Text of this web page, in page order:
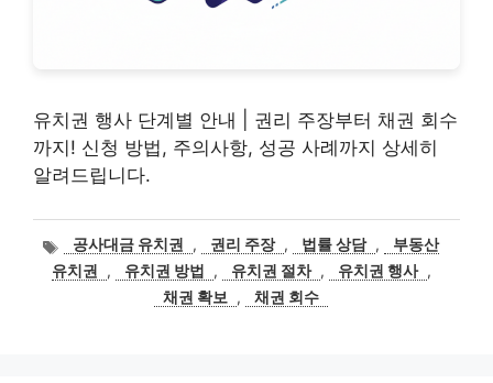
유치권 행사 단계별 안내 | 권리 주장부터 채권 회수
까지! 신청 방법, 주의사항, 성공 사례까지 상세히
알려드립니다.
태
그
공사대금 유치권 , 권리 주장 , 법률 상담 ,
부동산
유치권
, 유치권 방법 , 유치권 절차 , 유치권 행사 ,
채권 확보
, 채권 회수